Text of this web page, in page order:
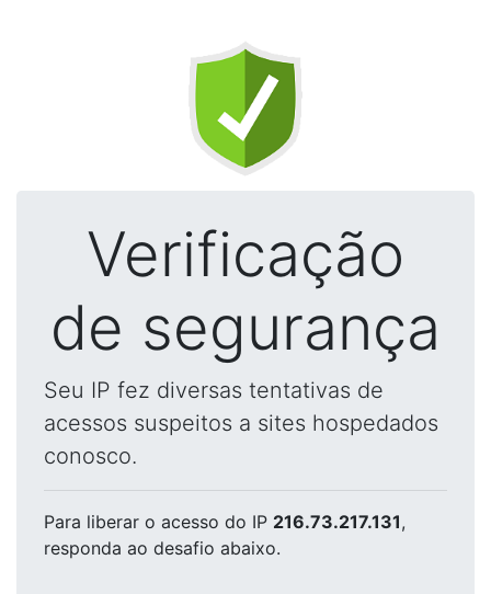
Verificação
de segurança
Seu IP fez diversas tentativas de
acessos suspeitos a sites hospedados
conosco.
Para liberar o acesso do IP 216.73.217.131,
responda ao desafio abaixo.